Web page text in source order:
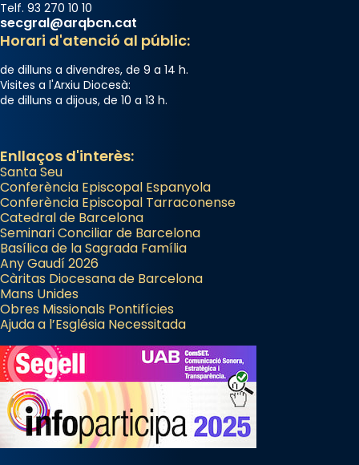
Telf. 93 270 10 10
secgral@arqbcn.cat
Horari d'atenció al públic:
de dilluns a divendres, de 9 a 14 h.
Visites a l'Arxiu Diocesà:
de dilluns a dijous, de 10 a 13 h.
Enllaços d'interès:
Santa Seu
Conferència Episcopal Espanyola
Conferència Episcopal Tarraconense
Catedral de Barcelona
Seminari Conciliar de Barcelona
Basílica de la Sagrada Família
Any Gaudí 2026
Càritas Diocesana de Barcelona
Mans Unides
Obres Missionals Pontifícies
Ajuda a l’Església Necessitada